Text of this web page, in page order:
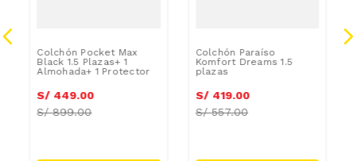
Colchón Pocket Max
Black 1.5 Plazas+ 1
Almohada+ 1 Protector
S/ 449.00
S/899.00
Colchón Paraíso
Komfort Dreams 1.5
plazas
S/ 419.00
S/557.00